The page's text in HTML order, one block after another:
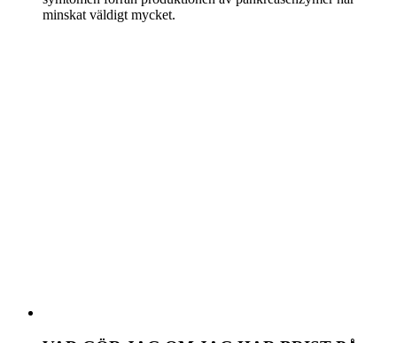
minskat väldigt mycket.